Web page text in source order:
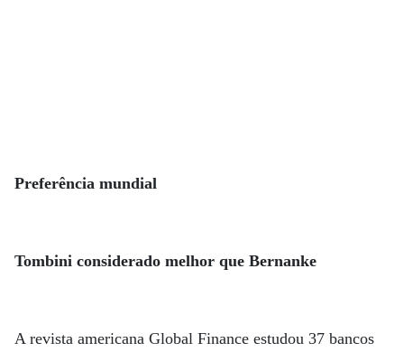
Preferência mundial
Tombini considerado melhor que Bernanke
A revista americana Global Finance estudou 37 bancos